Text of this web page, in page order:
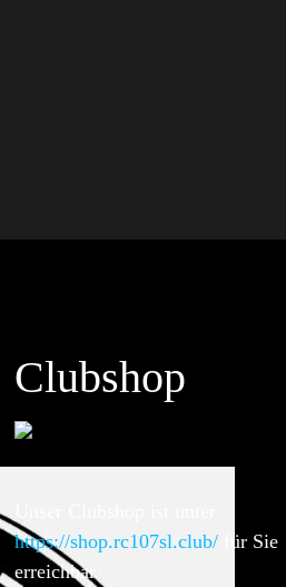
Clubshop
https://shop.rc107sl.club/ für Sie
erreichbar.